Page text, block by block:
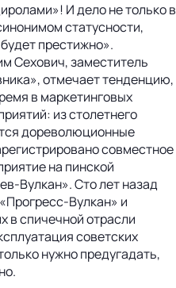
И дело не только в
статусности,
престижно».
Сехович, заместитель
отмечает тенденцию,
в маркетинговых
из столетнего
дореволюционные
совместное
на пинской
Вулкан». Сто лет назад
Вулкан» и
в спичечной отрасли
советских
нужно предугадать,